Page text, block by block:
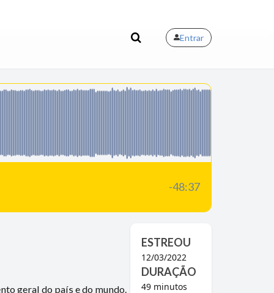
Entrar
-48:37
geral do país e do mundo.
ESTREOU
12/03/2022
DURAÇÃO
49 minutos